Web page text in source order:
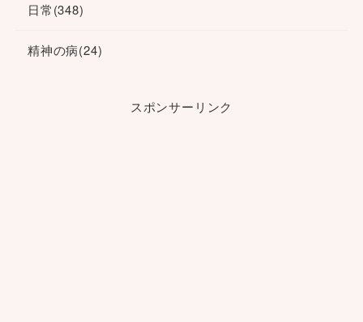
日常(348)
精神の病(24)
スポンサーリンク